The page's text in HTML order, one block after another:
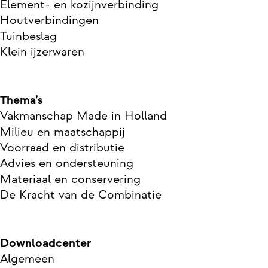
Element- en kozijnverbinding
Houtverbindingen
Tuinbeslag
Klein ijzerwaren
Thema’s
Vakmanschap Made in Holland
Milieu en maatschappij
Voorraad en distributie
Advies en ondersteuning
Materiaal en conservering
De Kracht van de Combinatie
Downloadcenter
Algemeen